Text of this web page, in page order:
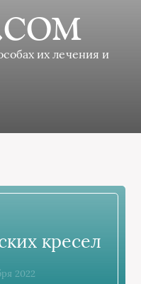
их лечения и
кресел
2022